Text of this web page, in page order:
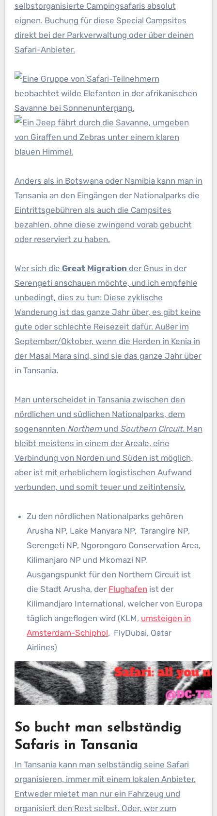
selbstorganisierte Campingsafaris absolut
eignen. Buchung für diese Special Campsites
direkt bei der Parkverwaltung oder über deinen
Safari-Anbieter.
Anders als in Botswana oder Namibia kann man in
Tansania an den Eingängen der Nationalparks die
Eintrittsgebühren als auch die Campsites
bezahlen, ohne diese zwingend vorab gebucht
oder reserviert zu haben.
Wer sich die Great Migration der Gnus in der
Serengeti anschauen möchte, und ich empfehle
unbedingt, dies zu tun: Diese zyklische
Wanderung ist das ganze Jahr über, es gibt keine
gute oder schlechte Reisezeit dafür. Außer im
September/Oktober, wenn die Herden in Kenia in
der Masai Mara sind, sind sie das ganze Jahr über
in Tansania.
Man unterscheidet in Tansania zwischen den
nördlichen und südlichen Nationalparks, dem
sogenannten Northernund Southern Circuit. Man
bleibt meistens in einem der Areale, eine
Verbindung von Norden und Süden ist möglich,
aber ist mit erheblichem logistischen Aufwand
verbunden, und somit teuer und zeitintensiv.
Zu den nördlichen Nationalparks gehören
Arusha NP, Lake Manyara NP, Tarangire NP,
Serengeti NP, Ngorongoro Conservation Area,
Kilimanjaro NP und Mkomazi NP.
Ausgangspunkt für den Northern Circuit ist
die Stadt Arusha, der Flughafen ist der
Kilimandjaro International, welcher von Europa
täglich angeflogen wird (KLM, umsteigen in
Amsterdam-Schiphol, FlyDubai, Qatar
Airlines)
So bucht man selbständig
Safaris in Tansania
In Tansania kann man selbständig seine Safari
organisieren, immer mit einem lokalen Anbieter.
Entweder mietet man nur ein Fahrzeug und
organisiert den Rest selbst. Oder, wer zum